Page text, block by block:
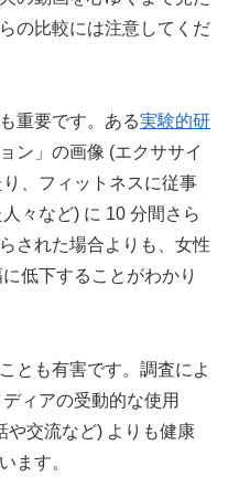
の比較には注意してくだ
重要です。ある実験的研
ン」の画像 (エクササイ
、フィットネスに従事
々など) に 10 分間さら
された場合よりも、女性
低下することがわかり
とも有害です。調査によ
ィアの受動的な使用
や交流など) よりも健康
ます。